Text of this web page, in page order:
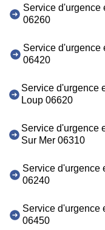
Service d'urgence
06260
Service d'urgence
06420
Service d'urgence
Loup 06620
Service d'urgence
Sur Mer 06310
Service d'urgence
06240
Service d'urgence
06450